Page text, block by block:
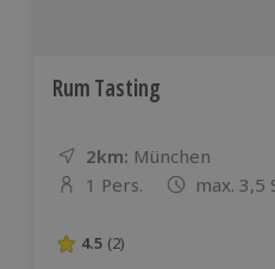
Rum Tasting
2km: Entfernung
Standort
München
Anzahl der Teilnehmer
1 Pers. max. 3,5
4.5 von 5 Sternen
4.5 (2)